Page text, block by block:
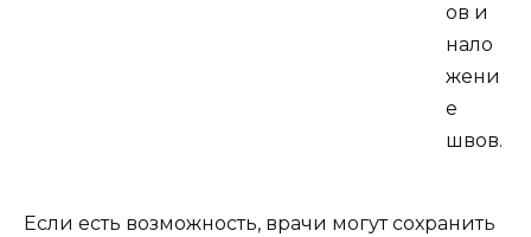
ов и
нало
жени
е
швов.
Если есть возможность, врачи могут сохранить